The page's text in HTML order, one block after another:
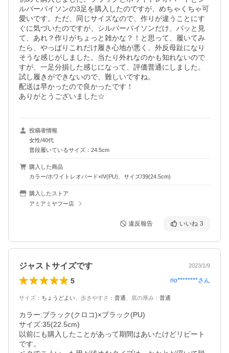
ルバーパイソンの3足を購入したのですが、めちゃくちゃ可
愛いです。ただ、同じサイズなので、作りが違うことにす
ぐに気づいたのですが、シルバーパイソンだけ、パッと見
て、あれ？作りがちょっと雑かな？！と思って、履いてみ
たら、やっぱりこれだけ履き心地が悪く、外反母趾になり
そうな感じがしました。当たり外れなのかも知れないので
すが、一足分損した感じになって、評価普通にしました。
試し履きができないので、難しいですね。
配送は早かったので良かったです！
ありがとうございました☆
投稿者情報
女性/40代
普段履いているサイズ：24.5cm
購入した商品
カラー/ホワイトレオパード×IV(PU)、サイズ/39(24.5cm)
購入したストア
アミアミヤフー店
違反報告 いいね 3
ジャストサイズです 2023/1/9
5 rio********さん
サイズ ： ちょうどよい 歩きやすさ ： 普通 底の厚み ： 普通
カラー:ブラック(クロコ)×ブラック(PU)
サイズ:35(22.5cm)
以前にも購入したことがあって期間はあいたけどリピート
です。